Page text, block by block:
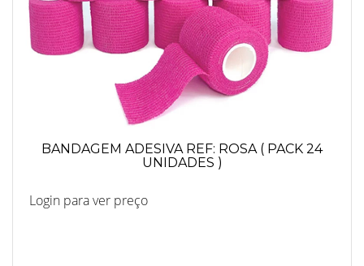
BANDAGEM ADESIVA REF: ROSA ( PACK 24
UNIDADES )
Login para ver preço